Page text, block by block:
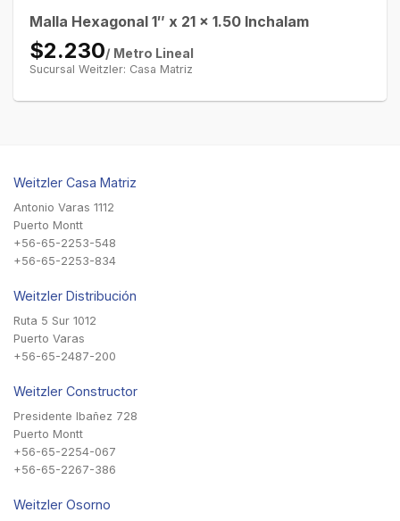
Malla Hexagonal 1″ x 21 x 1.50 Inchalam
$2.230/ Metro Lineal
Sucursal Weitzler: Casa Matriz
Weitzler Casa Matriz
Antonio Varas 1112
Puerto Montt
+56-65-2253-548
+56-65-2253-834
Weitzler Distribución
Ruta 5 Sur 1012
Puerto Varas
+56-65-2487-200
Weitzler Constructor
Presidente Ibañez 728
Puerto Montt
+56-65-2254-067
+56-65-2267-386
Weitzler Osorno